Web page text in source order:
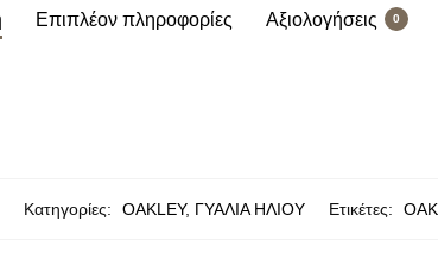
Επιπλέον πληροφορίες Αξιολογήσεις 0
Κατηγορίες: OAKLEY, ΓΥΑΛΙΑ ΗΛΙΟΥ Ετικέτες: